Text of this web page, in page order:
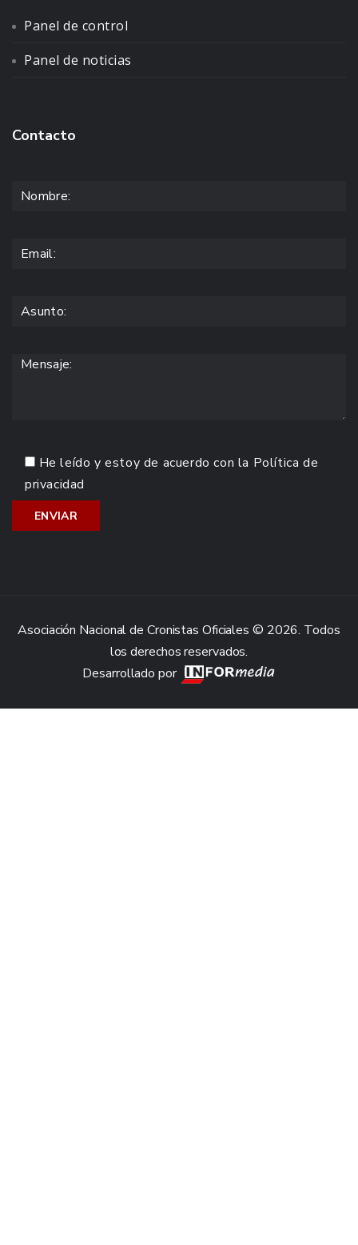
Panel de control
Panel de noticias
Contacto
He leído y estoy de acuerdo con la Política de
privacidad
Asociación Nacional de Cronistas Oficiales © 2026. Todos
los derechos reservados.
Desarrollado por